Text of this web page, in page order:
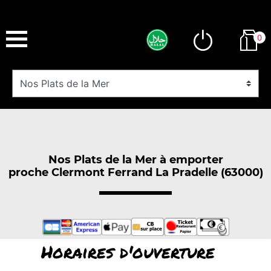
0
Nos Plats de la Mer à emporter
proche Clermont Ferrand La Pradelle (63000)
Horaires d'ouverture